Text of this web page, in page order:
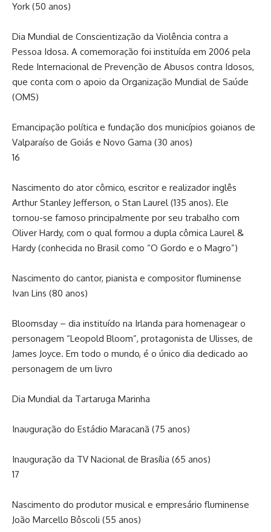
York (50 anos)
Dia Mundial de Conscientização da Violência contra a
Pessoa Idosa. A comemoração foi instituída em 2006 pela
Rede Internacional de Prevenção de Abusos contra Idosos,
que conta com o apoio da Organização Mundial de Saúde
(OMS)
Emancipação política e fundação dos municípios goianos de
Valparaíso de Goiás e Novo Gama (30 anos)
16
Nascimento do ator cômico, escritor e realizador inglês
Arthur Stanley Jefferson, o Stan Laurel (135 anos). Ele
tornou-se famoso principalmente por seu trabalho com
Oliver Hardy, com o qual formou a dupla cômica Laurel &
Hardy (conhecida no Brasil como “O Gordo e o Magro”)
Nascimento do cantor, pianista e compositor fluminense
Ivan Lins (80 anos)
Bloomsday – dia instituído na Irlanda para homenagear o
personagem “Leopold Bloom”, protagonista de Ulisses, de
James Joyce. Em todo o mundo, é o único dia dedicado ao
personagem de um livro
Dia Mundial da Tartaruga Marinha
Inauguração do Estádio Maracanã (75 anos)
Inauguração da TV Nacional de Brasília (65 anos)
17
Nascimento do produtor musical e empresário fluminense
João Marcello Bôscoli (55 anos)